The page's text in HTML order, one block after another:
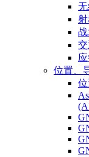
位置、